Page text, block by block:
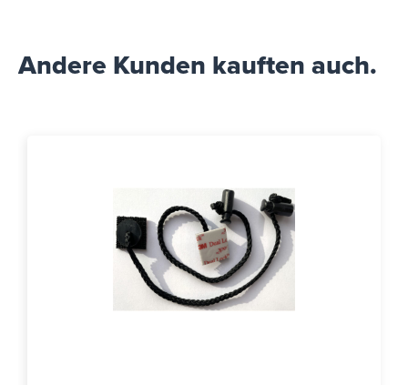
Andere Kunden kauften auch.